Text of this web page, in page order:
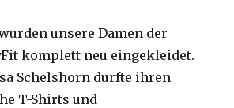
unsere Damen der
komplett neu eingekleidet.
Schelshorn durfte ihren
T-Shirts und